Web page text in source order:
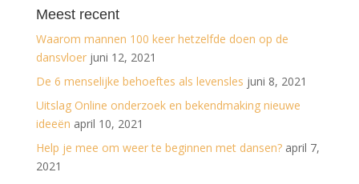
Meest recent
Waarom mannen 100 keer hetzelfde doen op de
dansvloer juni 12, 2021
De 6 menselijke behoeftes als levensles juni 8, 2021
Uitslag Online onderzoek en bekendmaking nieuwe
ideeën april 10, 2021
Help je mee om weer te beginnen met dansen? april 7,
2021